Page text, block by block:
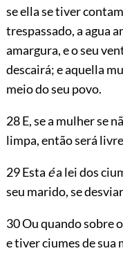
se ella se tiver
trespassado, a agua
amargura, e o seu
descairá; e aquella
meio do seu povo.
28 E, se a mulher se
limpa, então será
29 Esta éa lei dos
seu marido, se desviar
30 Ou quando sobre
e tiver ciumes de sua